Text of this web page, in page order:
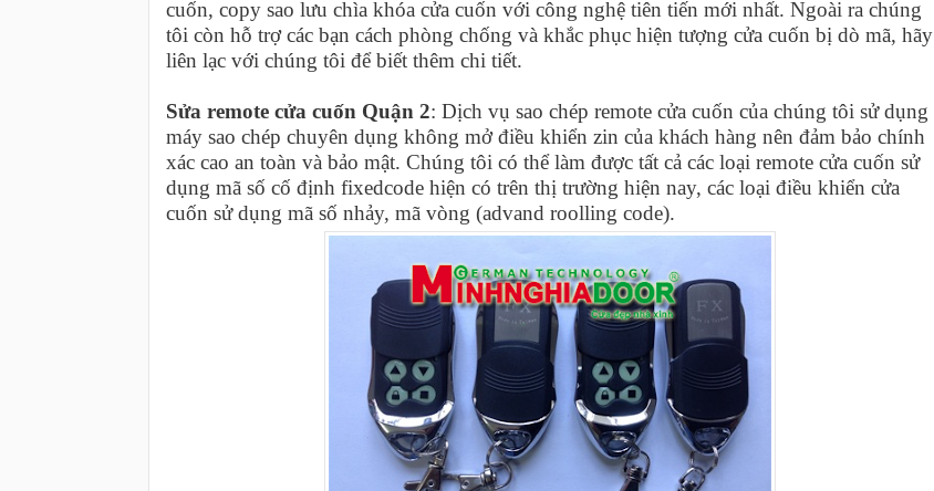
cuốn, copy sao lưu chìa khóa cửa cuốn với công nghệ tiên tiến mới nhất. Ngoài ra chúng
tôi còn hỗ trợ các bạn cách phòng chống và khắc phục hiện tượng cửa cuốn bị dò mã, hãy
liên lạc với chúng tôi để biết thêm chi tiết.
Sửa remote cửa cuốn Quận 2: Dịch vụ sao chép remote cửa cuốn của chúng tôi sử dụng
máy sao chép chuyên dụng không mở điều khiển zin của khách hàng nên đảm bảo chính
xác cao an toàn và bảo mật. Chúng tôi có thể làm được tất cả các loại remote cửa cuốn sử
dụng mã số cố định fixedcode hiện có trên thị trường hiện nay, các loại điều khiển cửa
cuốn sử dụng mã số nhảy, mã vòng (advand roolling code).